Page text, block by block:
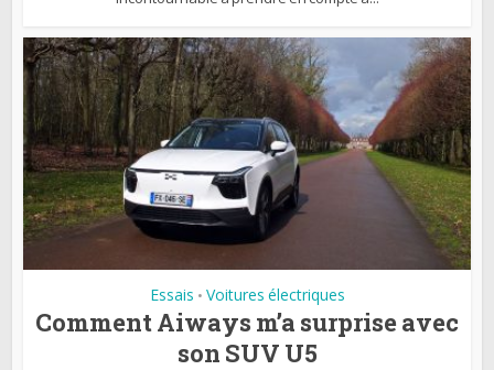
Essais • Voitures électriques
Comment Aiways m’a surprise avec
son SUV U5